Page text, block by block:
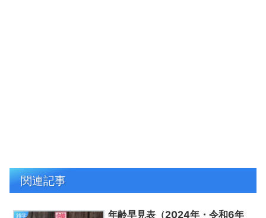
関連記事
雑学
年齢早見表（2024年・令和6年